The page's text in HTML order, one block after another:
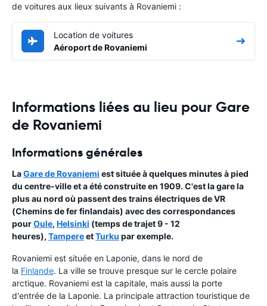
de voitures aux lieux suivants à Rovaniemi :
Location de voitures
Aéroport de Rovaniemi
Informations liées au lieu pour Gare
de Rovaniemi
Informations générales
LaGare de Rovaniemi est située à quelques minutes à pied
du centre-ville et a été construite en 1909. C'est la gare la
plus au nord où passent des trains électriques de VR
(Chemins de fer finlandais) avec des correspondances
pourOule, Helsinki (temps de trajet 9 - 12
heures), TampereetTurku par exemple.
Rovaniemi est située en Laponie, dans le nord de
la Finlande. La ville se trouve presque sur le cercle polaire
arctique. Rovaniemi est la capitale, mais aussi la porte
d'entrée de la Laponie. La principale attraction touristique de